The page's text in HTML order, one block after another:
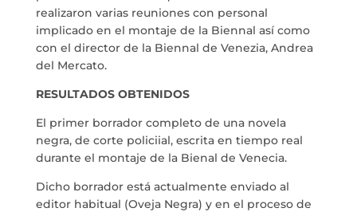
realizaron varias reuniones con personal
implicado en el montaje de la Biennal así como
con el director de la Biennal de Venezia, Andrea
del Mercato.
RESULTADOS OBTENIDOS
El primer borrador completo de una novela
negra, de corte policiial, escrita en tiempo real
durante el montaje de la Bienal de Venecia.
Dicho borrador está actualmente enviado al
editor habitual (Oveja Negra) y en el proceso de